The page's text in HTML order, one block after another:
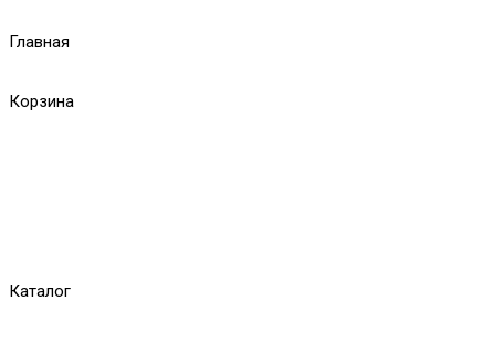
Главная
Корзина
Каталог